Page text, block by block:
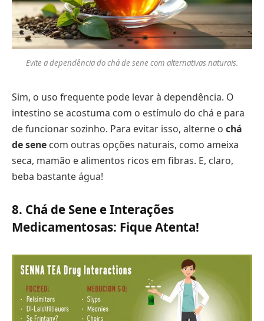
Evite a dependência do chá de sene com alternativas naturais.
Sim, o uso frequente pode levar à dependência. O
intestino se acostuma com o estímulo do chá e para
de funcionar sozinho. Para evitar isso, alterne o chá
de sene com outras opções naturais, como ameixa
seca, mamão e alimentos ricos em fibras. E, claro,
beba bastante água!
8. Chá de Sene e Interações
Medicamentosas: Fique Atenta!